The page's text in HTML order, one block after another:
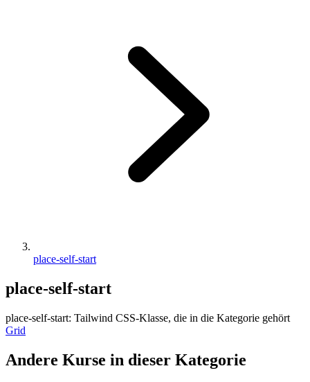
place-self-start
place-self-start
place-self-start: Tailwind CSS-Klasse, die in die Kategorie gehört
Grid
Andere Kurse in dieser Kategorie